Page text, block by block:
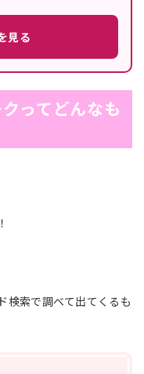
見る
ってどんなも
検索で調べて出てくるも